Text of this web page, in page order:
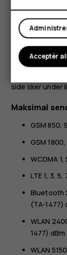
Min konto
tilhørende
Android,
varemærker
Bluetooth-
side sker under
Maksimal
GSM 850,
GSM
WCDMA 1,
LTE 1, 3,
Bluetooth
(TA-1477)
WLAN
1477) dBm
WLAN
Acceptér